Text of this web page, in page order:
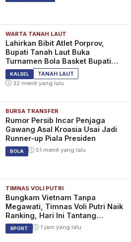
WARTA TANAH LAUT
Lahirkan Bibit Atlet Porprov,
Bupati Tanah Laut Buka
Turnamen Bola Basket Bupati
Cup 2026
KALSEL
TANAH LAUT
32 menit yang lalu
BURSA TRANSFER
Rumor Persib Incar Penjaga
Gawang Asal Kroasia Usai Jadi
Runner-up Piala Presiden
BOLA 51 menit yang lalu
TIMNAS VOLI PUTRI
Bungkam Vietnam Tanpa
Megawati, Timnas Voli Putri Naik
Ranking, Hari Ini Tantang
Thailand
SPORT 1 jam yang lalu